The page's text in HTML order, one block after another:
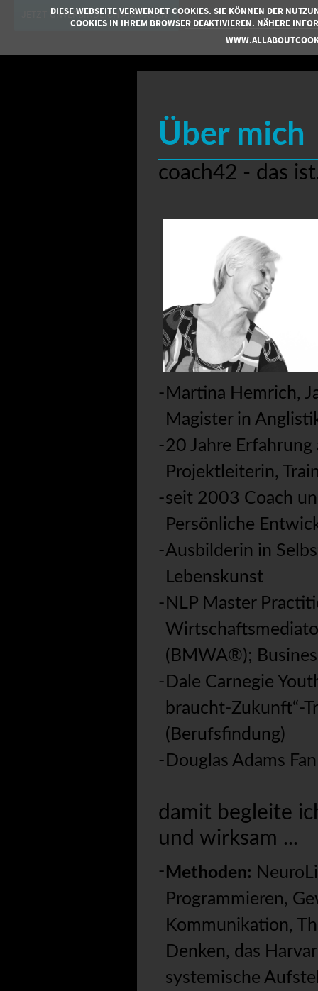
DIESE WEBSEITE VERWENDET COOKIES. SIE KÖNNEN DER
COOKIES IN IHREM BROWSER DEAKTIVIEREN. NÄHERE
JETZT UNVERBINDLICH ANFRAGEN
Über mich
coach42 - das
Martina Hemrich,
Magister in
20 Jahre Erfahrung
Projektleiterin,
seit 2003 Coach
Persönliche
Ausbilderin in
Lebenskunst
NLP Master
(BMWA®);
Dale Carnegie
braucht-Zukunft“-
(Berufsfindung)
Douglas Adams Fan
damit begleite
und wirksam ...
Methoden:
Programmieren,
Kommunikation,
Denken, das
systemische